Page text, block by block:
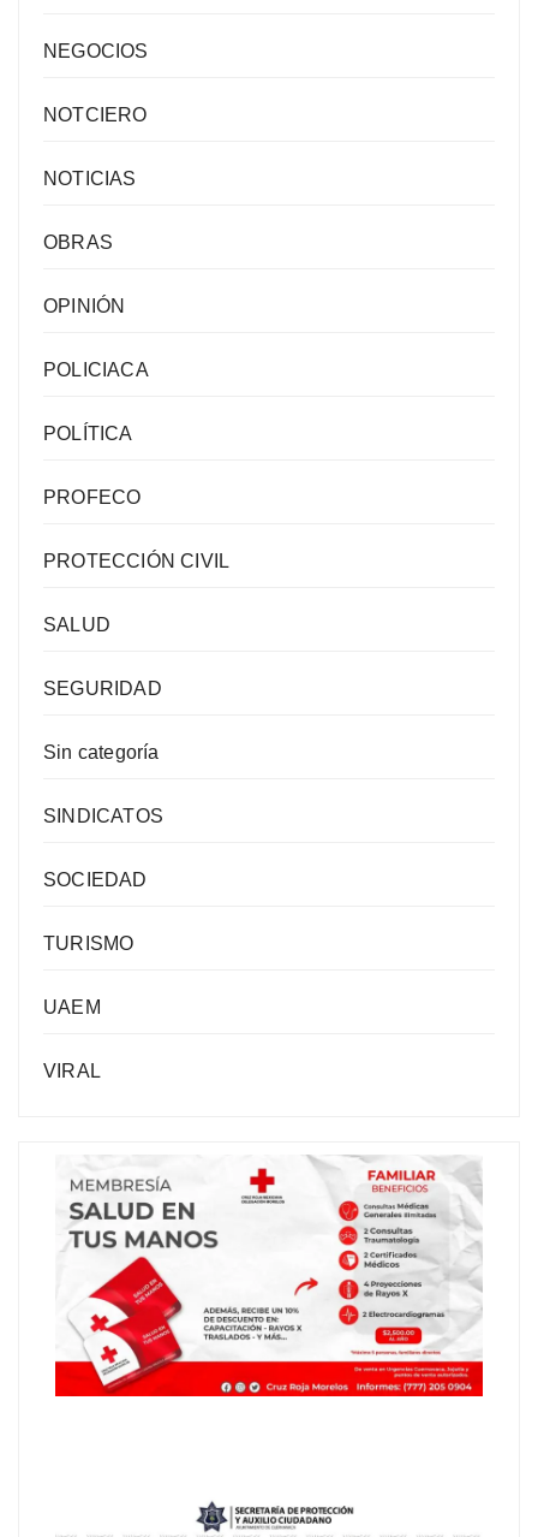
NEGOCIOS
NOTCIERO
NOTICIAS
OBRAS
OPINIÓN
POLICIACA
POLÍTICA
PROFECO
PROTECCIÓN CIVIL
SALUD
SEGURIDAD
Sin categoría
SINDICATOS
SOCIEDAD
TURISMO
UAEM
VIRAL